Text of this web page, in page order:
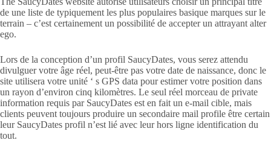
de une liste de typiquement les plus populaires basique marques sur le
terrain – c’est certainement un possibilité de accepter un attrayant alter
ego.
Lors de la conception d’un profil SaucyDates, vous serez attendu
divulguer votre âge réel, peut-être pas votre date de naissance, donc le
site utilisera votre unité ‘ s GPS data pour estimer votre position dans
un rayon d’environ cinq kilomètres. Le seul réel morceau de private
information requis par SaucyDates est en fait un e-mail cible, mais
clients peuvent toujours produire un secondaire mail profile être certain
leur SaucyDates profil n’est lié avec leur hors ligne identification du
tout.